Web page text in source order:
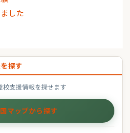
した
探す
支援情報を探せます
マップから探す